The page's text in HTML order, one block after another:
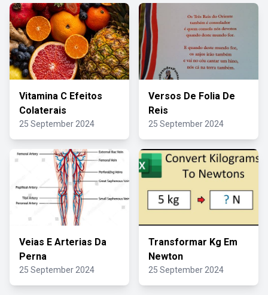
Vitamina C Efeitos
Colaterais
25 September 2024
Versos De Folia De
Reis
25 September 2024
Veias E Arterias Da
Perna
25 September 2024
Transformar Kg Em
Newton
25 September 2024